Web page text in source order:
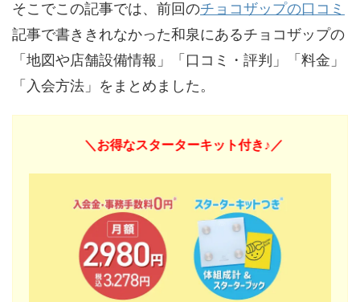
そこでこの記事では、前回のチョコザップの口コミ
記事で書ききれなかった和泉にあるチョコザップの
「地図や店舗設備情報」「口コミ・評判」「料金」
「入会方法」をまとめました。
＼お得なスターターキット付き♪／